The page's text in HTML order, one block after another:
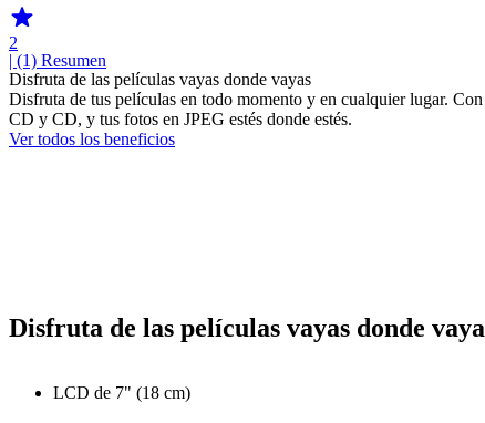
2
| (1) Resumen
Disfruta de las películas vayas donde vayas
Disfruta de tus películas en todo momento y en cualquier lugar.
CD y CD, y tus fotos en JPEG estés donde estés.
Ver todos los beneficios
Disfruta de las películas vayas donde
LCD de 7" (18 cm)